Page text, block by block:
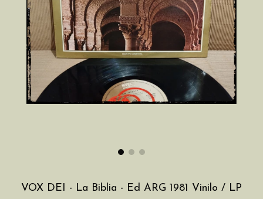
VOX DEI - La Biblia - Ed ARG 1981 Vinilo / LP